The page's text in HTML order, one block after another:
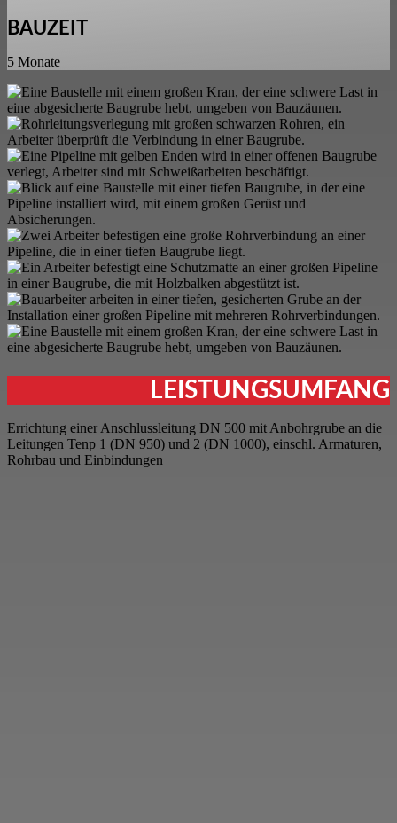
BAUZEIT
5 Monate
LEISTUNGSUMFANG
Errichtung einer Anschlussleitung DN 500 mit Anbohrgrube an die
Leitungen Tenp 1 (DN 950) und 2 (DN 1000), einschl. Armaturen,
Rohrbau und Einbindungen